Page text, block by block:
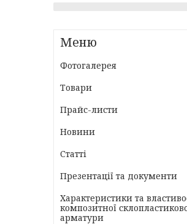
Фотогалерея
Товари
Прайс-листи
Новини
Статті
Презентації та документи
Характеристики та
композитної
арматури